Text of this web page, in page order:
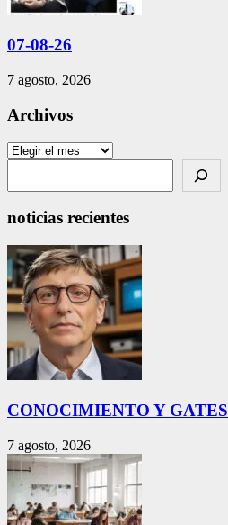
07-08-26
7 agosto, 2026
Archivos
Archivos
noticias recientes
CONOCIMIENTO Y GATES
7 agosto, 2026